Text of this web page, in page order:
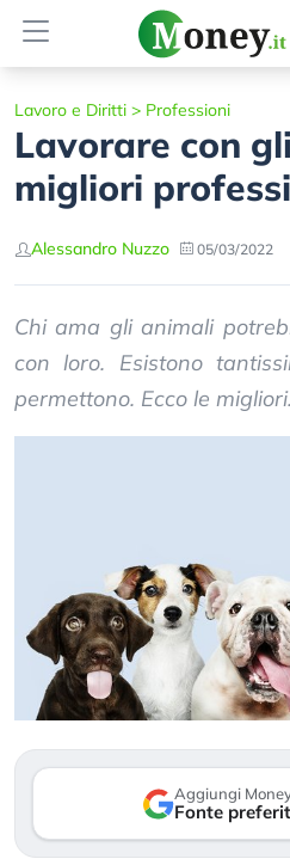
Lavoro e Diritti > Professioni
Lavorare con
migliori
Alessandro Nuzzo 05/03/2022
Chi ama gli animali
con loro. Esistono
permettono. Ecco le migliori.
Aggiungi
Fonte